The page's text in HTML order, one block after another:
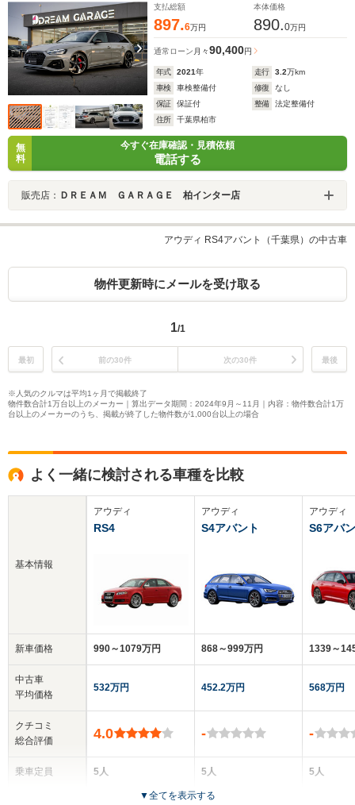
支払総額
897.6万円
本体価格
890.0万円
通常ローン 月々90,400円
年式 2021年 走行 3.2万km
車検
車検整備付 修復
なし
保証
保証付 整備
法定整備付
住所
千葉県柏市
無
料
今すぐ在庫確認・見積依頼
電話する
販売店： ＤＲＥＡＭ ＧＡＲＡＧＥ 柏インター店
アウディ RS4アバント（千葉県）の中古車
物件更新時にメールを受け取る
1/1
最初 前の30件 次の30件 最後
※人気のクルマは平均1ヶ月で掲載終了
物件数合計1万台以上のメーカー｜算出データ期間：2024年9月～11月｜内容：物件数合計1万
台以上のメーカーのうち、掲載が終了した物件数が1,000台以上の場合
よく一緒に検討される車種を比較
基本情報
新車価格
中古車
平均価格
クチコミ
総合評価
乗車定員
アウディ
RS4
990～1079万円
532万円
4.0
5人
アウディ
S4アバント
868～999万円
452.2万円
-
5人
アウディ
S6アバ
1339～
568万円
-
5人
▼全てを表示する